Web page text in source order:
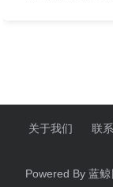
关于我们 联
Powered By 蓝